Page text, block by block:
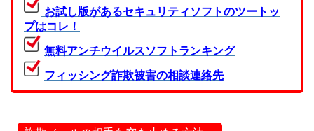
お試し版があるセキュリティソフトのツートッ
プはコレ！
無料アンチウイルスソフトランキング
フィッシング詐欺被害の相談連絡先